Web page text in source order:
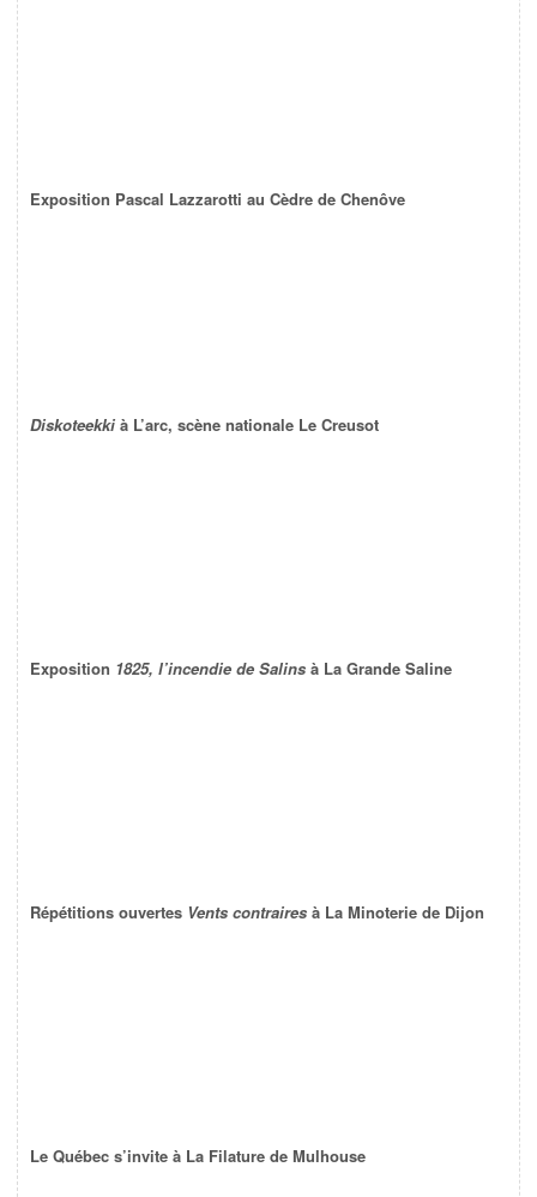
Exposition Pascal Lazzarotti au Cèdre de Chenôve
Diskoteekki à L’arc, scène nationale Le Creusot
Exposition 1825, l’incendie de Salins à La Grande Saline
Répétitions ouvertes Vents contraires à La Minoterie de Dijon
Le Québec s’invite à La Filature de Mulhouse